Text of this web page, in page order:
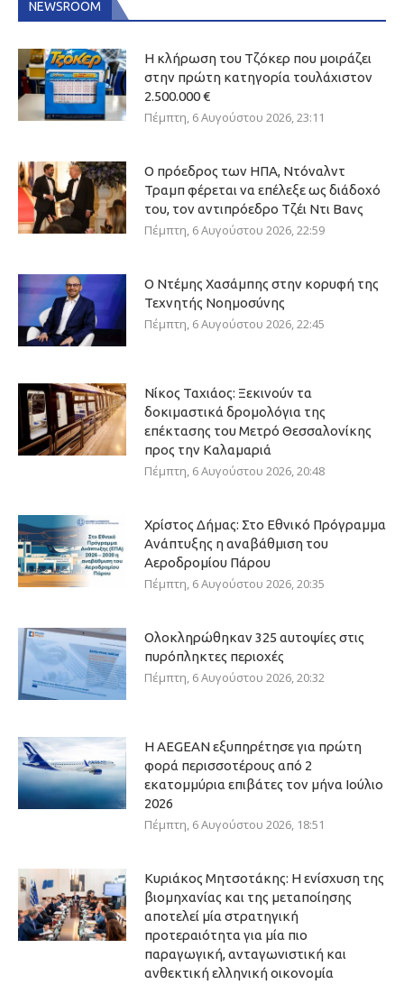
NEWSROOM
Η κλήρωση του Τζόκερ που μοιράζει
στην πρώτη κατηγορία τουλάχιστον
2.500.000 €
Πέμπτη, 6 Αυγούστου 2026, 23:11
Ο πρόεδρος των ΗΠΑ, Ντόναλντ
Τραμπ φέρεται να επέλεξε ως διάδοχό
του, τον αντιπρόεδρο Τζέι Ντι Βανς
Πέμπτη, 6 Αυγούστου 2026, 22:59
Ο Ντέμης Χασάμπης στην κορυφή της
Τεχνητής Νοημοσύνης
Πέμπτη, 6 Αυγούστου 2026, 22:45
Νίκος Ταχιάος: Ξεκινούν τα
δοκιμαστικά δρομολόγια της
επέκτασης του Μετρό Θεσσαλονίκης
προς την Καλαμαριά
Πέμπτη, 6 Αυγούστου 2026, 20:48
Χρίστος Δήμας: Στο Εθνικό Πρόγραμμα
Ανάπτυξης η αναβάθμιση του
Αεροδρομίου Πάρου
Πέμπτη, 6 Αυγούστου 2026, 20:35
Ολοκληρώθηκαν 325 αυτοψίες στις
πυρόπληκτες περιοχές
Πέμπτη, 6 Αυγούστου 2026, 20:32
Η AEGEAN εξυπηρέτησε για πρώτη
φορά περισσοτέρους από 2
εκατομμύρια επιβάτες τον μήνα Ιούλιο
2026
Πέμπτη, 6 Αυγούστου 2026, 18:51
Κυριάκος Μητσοτάκης: Η ενίσχυση της
βιομηχανίας και της μεταποίησης
αποτελεί μία στρατηγική
προτεραιότητα για μία πιο
παραγωγική, ανταγωνιστική και
ανθεκτική ελληνική οικονομία